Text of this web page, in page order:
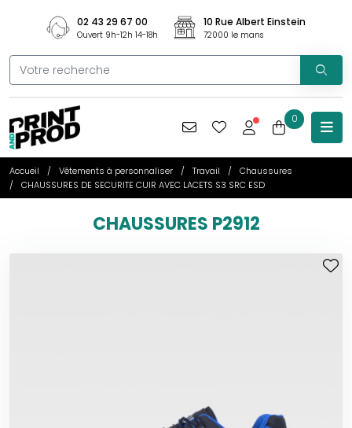
02 43 29 67 00
Ouvert 9h-12h 14-18h
10 Rue Albert Einstein
72000 le mans
0
Accueil Vêtements à personnaliser Travail
Chaussures
CHAUSSURES DE SECURITE CUIR AVEC LACETS S3 SRC ESD
CHAUSSURES P2912